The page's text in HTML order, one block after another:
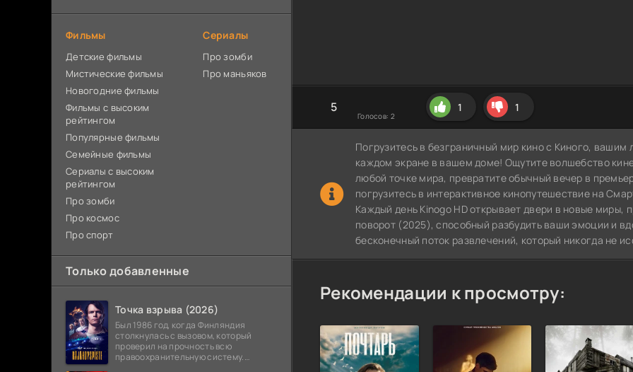
5
Голосов: 2
1 1
Погрузитесь в безграничный мир кино с Киного,
каждом экране в вашем доме! Ощутите волшебство
любой точке мира, превратите обычный вечер в
погрузитесь в интерактивное кинопутешествие на
Каждый день Kinogo HD открывает двери в новые миры,
поворот (2025), способный разбудить ваши эмоции и
бесконечный поток развлечений, который никогда не
Рекомендации к просмотру:
Фильмы
Детские фильмы
Мистические фильмы
Новогодние фильмы
Фильмы с высоким
рейтингом
Популярные фильмы
Семейные фильмы
Сериалы с высоким
рейтингом
Про зомби
Про космос
Про спорт
Сериалы
Про зомби
Про маньяков
Только добавленные
Точка взрыва (2026)
Был 1986 год, когда Финляндия
столкнулась с вызовом, который
проверил на прочность всю
правоохранительную систему.